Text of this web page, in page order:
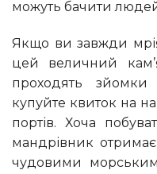
можуть бачити людей
Якщо ви завжди мріяли на власні очі побачити
цей величний
проходять зйомки
купуйте квиток на
портів. Хоча
мандрівник
чудовими